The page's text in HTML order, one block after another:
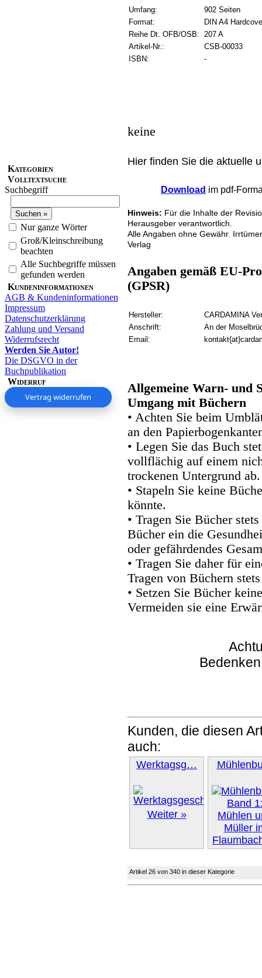
Kategorien
Volltextsuche
Suchbegriff
Nur ganze Wörter
Groß/Kleinschreibung
beachten
Alle Suchbegriffe müssen
gefunden werden
Kundeninformationen
AGB & Kundeninformationen
Impressum
Datenschutzerklärung
Zahlung und Versand
Widerrufsrecht
Werden Sie Autor!
Die DSGVO in der
Buchpublikation
Widerruf
Vertrag widerrufen
Umfang:
902 Seiten
Format:
DIN A4
Reihe Dt. OFB/OSB:
207 A
Artikel-Nr.:
CSB-00033
ISBN:
-
keine
Hier finden Sie die aktuelle
Download im pdf-
Hinweis: Für die Inhalte der
Herausgeber verantwortlich.
Alle Angaben ohne Gewähr.
Verlag
Angaben gemäß EU-
(GPSR)
Hersteller:
CARDAMINA
Anschrift:
An der
Email:
Allgemeine Warn- und
Umgang mit Büchern
• Achten Sie beim
an den
• Legen Sie das Buch
vollflächig auf einem
trockenen Untergrund ab.
• Stapeln Sie keine
könnte.
• Tragen Sie Bücher
Bücher ein die
oder gefährdendes
• Tragen Sie daher für
Tragen von Büchern
• Setzen Sie Bücher
Vermeiden sie eine
Kunden, die diesen
auch:
Werktagsg…
Weiter »
Artikel 26 von 340 in dieser Kategorie